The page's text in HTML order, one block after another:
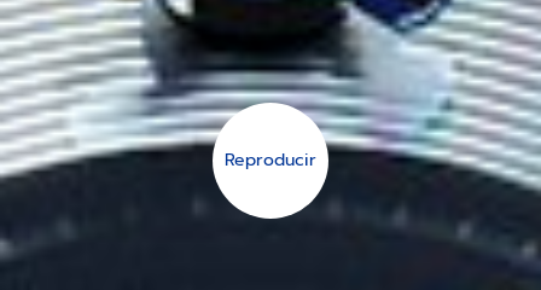
Reproducir